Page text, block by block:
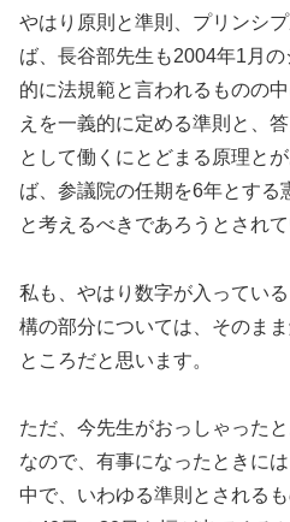
やはり原則と準則、プリンシ
ば、長谷部先生も2004年1月
的に法規範と言われるものの
えを一義的に定める準則と、
として働くにとどまる原理と
ば、参議院の任期を6年とする
と考えるべきであろうとされて
私も、やはり数字が入ってい
構の部分については、そのま
ところだと思います。
ただ、今先生がおっしゃった
なので、有事になったときに
中で、いわゆる準則とされる